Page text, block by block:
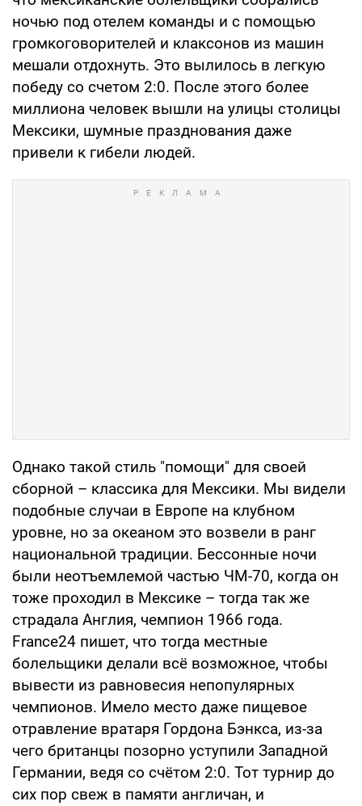
ночью под отелем команды и с помощью
громкоговорителей и клаксонов из машин
мешали отдохнуть. Это вылилось в легкую
победу со счетом 2:0. После этого более
миллиона человек вышли на улицы столицы
Мексики, шумные празднования даже
привели к гибели людей.
Однако такой стиль "помощи" для своей
сборной – классика для Мексики. Мы видели
подобные случаи в Европе на клубном
уровне, но за океаном это возвели в ранг
национальной традиции. Бессонные ночи
были неотъемлемой частью ЧМ-70, когда он
тоже проходил в Мексике – тогда так же
страдала Англия, чемпион 1966 года.
France24 пишет, что тогда местные
болельщики делали всё возможное, чтобы
вывести из равновесия непопулярных
чемпионов. Имело место даже пищевое
отравление вратаря Гордона Бэнкса, из-за
чего британцы позорно уступили Западной
Германии, ведя со счётом 2:0. Тот турнир до
сих пор свеж в памяти англичан, и